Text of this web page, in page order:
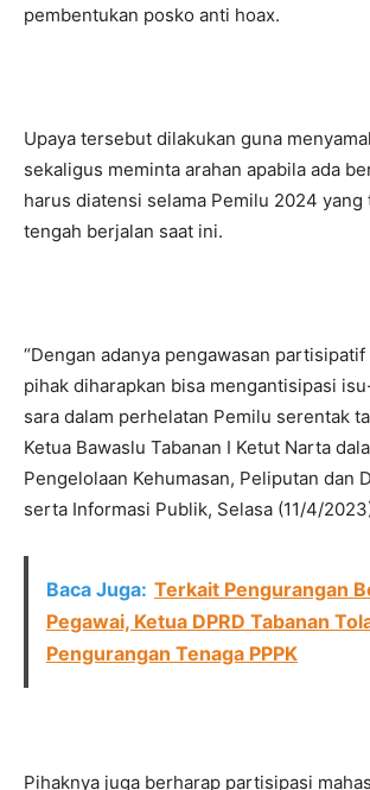
pembentukan posko anti hoax.
Upaya tersebut dilakukan guna
sekaligus meminta arahan apabila ada
harus diatensi selama Pemilu 2024 yang
tengah berjalan saat ini.
“Dengan adanya pengawasan
pihak diharapkan bisa mengantisipasi
sara dalam perhelatan Pemilu serentak
Ketua Bawaslu Tabanan I Ketut Narta
Pengelolaan Kehumasan, Peliputan dan
serta Informasi Publik, Selasa (11/4/
Baca Juga: Terkait Pengurangan
Pegawai, Ketua DPRD Tabanan
Pengurangan Tenaga PPPK
Pihaknya juga berharap partisipasi